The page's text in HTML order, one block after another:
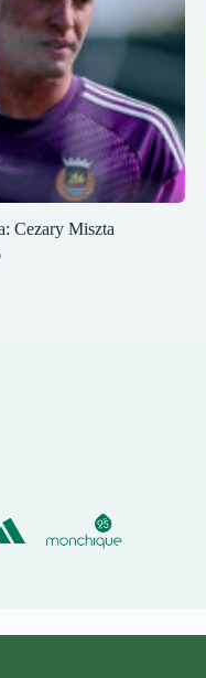
Cezary Miszta